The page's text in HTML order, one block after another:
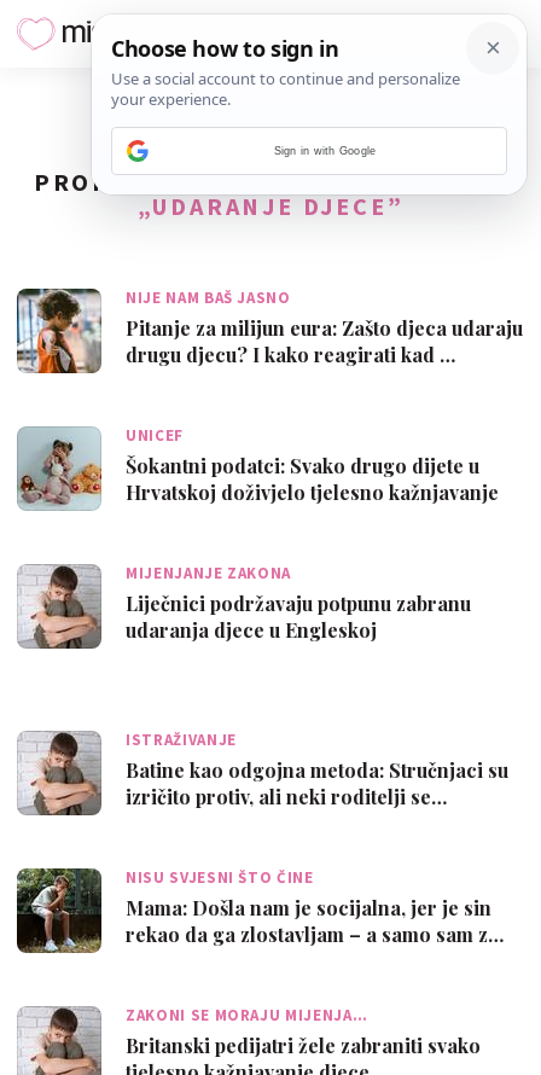
PRONAĐENO21REZULTATA ZA TAG
„UDARANJE DJECE”
NIJE NAM BAŠ JASNO
Pitanje za milijun eura: Zašto djeca udaraju
drugu djecu? I kako reagirati kad …
UNICEF
Šokantni podatci: Svako drugo dijete u
Hrvatskoj doživjelo tjelesno kažnjavanje
MIJENJANJE ZAKONA
Liječnici podržavaju potpunu zabranu
udaranja djece u Engleskoj
ISTRAŽIVANJE
Batine kao odgojna metoda: Stručnjaci su
izričito protiv, ali neki roditelji se…
NISU SVJESNI ŠTO ČINE
Mama: Došla nam je socijalna, jer je sin
rekao da ga zlostavljam – a samo sam z…
ZAKONI SE MORAJU MIJENJA…
Britanski pedijatri žele zabraniti svako
Sign in with Google